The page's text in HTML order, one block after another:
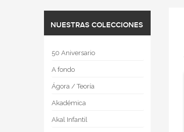
NUESTRAS COLECCIONES
50 Aniversario
A fondo
Ágora / Teoría
Akadémica
Akal Infantil